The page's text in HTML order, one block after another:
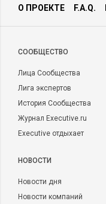
О ПРОЕКТЕ F.A.Q.
CООБЩЕСТВО
Лица Сообщества
Лига экспертов
История Сообщества
Журнал Executive.ru
Executive отдыхает
НОВОСТИ
Новости дня
Новости компаний